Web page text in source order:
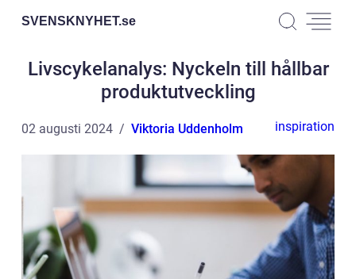
SVENSKNYHET.se
Livscykelanalys: Nyckeln till hållbar
produktutveckling
02 augusti 2024 Viktoria Uddenholm inspiration